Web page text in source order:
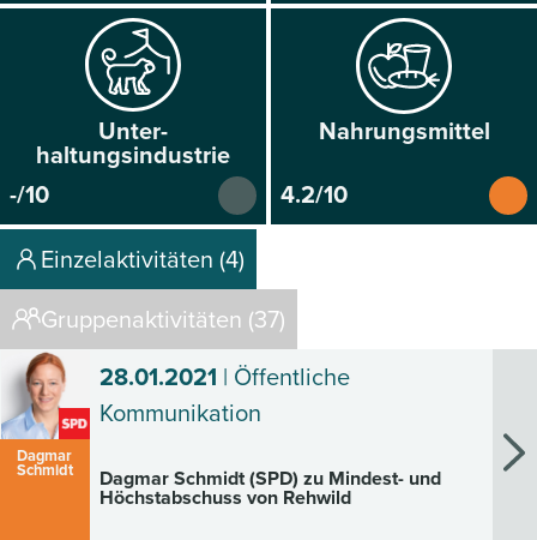
Unter­
haltungsindustrie
-/10
Nahrungs­mittel
4.2/10
Einzelaktivitäten (4)
Gruppenaktivitäten (37)
Dagmar
Schmidt
28.01.2021 | Öffentliche
Kommunikation
Dagmar Schmidt (SPD) zu Mindest- und
Höchstabschuss von Rehwild